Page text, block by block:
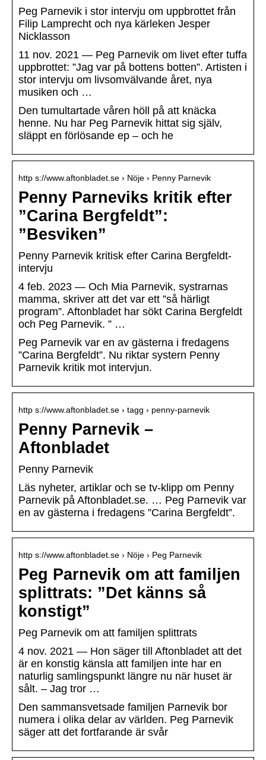
Peg Parnevik i stor intervju om uppbrottet från
Filip Lamprecht och nya kärleken Jesper
Nicklasson
11 nov. 2021 — Peg Parnevik om livet efter tuffa
uppbrottet: ”Jag var på bottens botten”. Artisten i
stor intervju om livsomvälvande året, nya
musiken och …
Den tumultartade våren höll på att knäcka
henne. Nu har Peg Parnevik hittat sig själv,
släppt en förlösande ep – och he
http s://www.aftonbladet.se › Nöje › Penny Parnevik
Penny Parneviks kritik efter
”Carina Bergfeldt”:
”Besviken”
Penny Parnevik kritisk efter Carina Bergfeldt-
intervju
4 feb. 2023 — Och Mia Parnevik, systrarnas
mamma, skriver att det var ett ”så härligt
program”. Aftonbladet har sökt Carina Bergfeldt
och Peg Parnevik. ” …
Peg Parnevik var en av gästerna i fredagens
”Carina Bergfeldt”. Nu riktar systern Penny
Parnevik kritik mot intervjun.
http s://www.aftonbladet.se › tagg › penny-parnevik
Penny Parnevik –
Aftonbladet
Penny Parnevik
Läs nyheter, artiklar och se tv-klipp om Penny
Parnevik på Aftonbladet.se. … Peg Parnevik var
en av gästerna i fredagens ”Carina Bergfeldt”.
http s://www.aftonbladet.se › Nöje › Peg Parnevik
Peg Parnevik om att familjen
splittrats: ”Det känns så
konstigt”
Peg Parnevik om att familjen splittrats
4 nov. 2021 — Hon säger till Aftonbladet att det
är en konstig känsla att familjen inte har en
naturlig samlingspunkt längre nu när huset är
sålt. – Jag tror …
Den sammansvetsade familjen Parnevik bor
numera i olika delar av världen. Peg Parnevik
säger att det fortfarande är svår